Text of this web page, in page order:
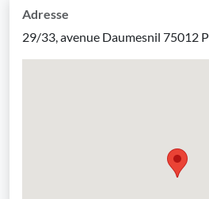
Adresse
29/33, avenue Daumesnil 75012